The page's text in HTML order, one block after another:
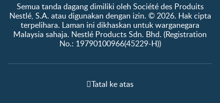
Semua tanda dagang dimiliki oleh Société des Produits
Nestlé, S.A. atau digunakan dengan izin. © 2026. Hak cipta
terpelihara. Laman ini dikhaskan untuk warganegara
Malaysia sahaja. Nestlé Products Sdn. Bhd. (Registration
No.: 19790100966(45229-H))
Tatal ke atas